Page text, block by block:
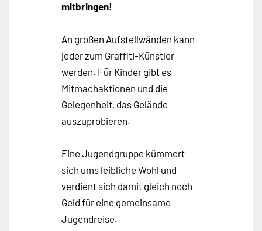
mitbringen!
An großen Aufstellwänden kann
jeder zum Graffiti-Künstler
werden. Für Kinder gibt es
Mitmachaktionen und die
Gelegenheit, das Gelände
auszuprobieren.
Eine Jugendgruppe kümmert
sich ums leibliche Wohl und
verdient sich damit gleich noch
Geld für eine gemeinsame
Jugendreise.